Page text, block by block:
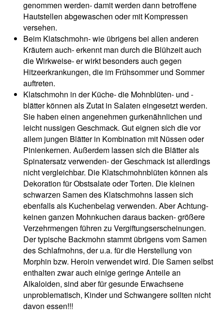
genommen werden- damit werden dann betroffene
Hautstellen abgewaschen oder mit Kompressen
versehen.
Beim Klatschmohn- wie übrigens bei allen anderen
Kräutern auch- erkennt man durch die Blühzeit auch
die Wirkweise- er wirkt besonders auch gegen
Hitzeerkrankungen, die im Frühsommer und Sommer
auftreten.
Klatschmohn in der Küche- die Mohnblüten- und -
blätter können als Zutat in Salaten eingesetzt werden.
Sie haben einen angenehmen gurkenähnlichen und
leicht nussigen Geschmack. Gut eignen sich die vor
allem jungen Blätter in Kombination mit Nüssen oder
Pinienkernen. Außerdem lassen sich die Blätter als
Spinatersatz verwenden- der Geschmack ist allerdings
nicht vergleichbar. Die Klatschmohnblüten können als
Dekoration für Obstsalate oder Torten. Die kleinen
schwarzen Samen des Klatschmohns lassen sich
ebenfalls als Kuchenbelag verwenden. Aber Achtung-
keinen ganzen Mohnkuchen daraus backen- größere
Verzehrmengen führen zu Vergiftungserscheinungen.
Der typische Backmohn stammt übrigens vom Samen
des Schlafmohns, der u.a. für die Herstellung von
Morphin bzw. Heroin verwendet wird. Die Samen selbst
enthalten zwar auch einige geringe Anteile an
Alkaloiden, sind aber für gesunde Erwachsene
unproblematisch, Kinder und Schwangere sollten nicht
davon essen!!!